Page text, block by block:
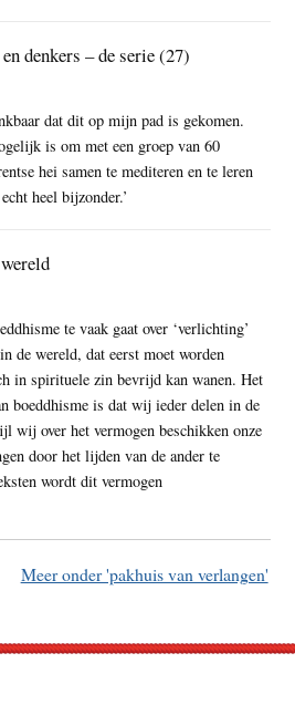
denkers – de serie (27)
dat dit op mijn pad is gekomen.
is om met een groep van 60
hei samen te mediteren en te leren
heel bijzonder.’
te vaak gaat over ‘verlichting’
de wereld, dat eerst moet worden
in spirituele zin bevrijd kan wanen. Het
boeddhisme is dat wij ieder delen in de
wij over het vermogen beschikken onze
door het lijden van de ander te
wordt dit vermogen
Meer onder 'pakhuis van verlangen'